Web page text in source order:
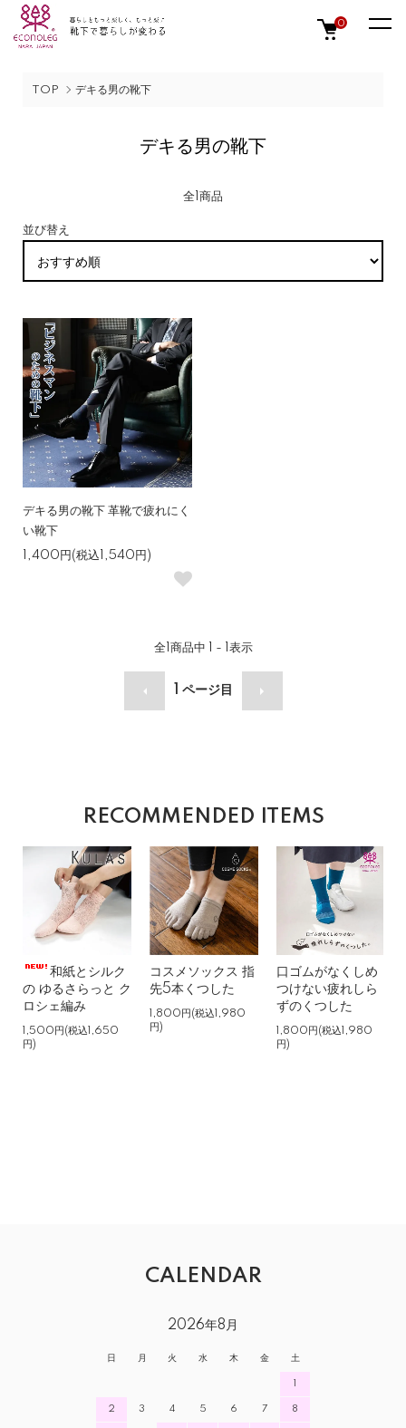
0
TOP デキる男の靴下
デキる男の靴下
全1商品
並び替え
デキる男の靴下 革靴で疲れにく
い靴下
1,400円(税込1,540円)
全1 商品中 1 - 1 表示
ページ目
RECOMMENDED ITEMS
和紙とシルク
の ゆるさらっと ク
ロシェ編み
1,500円(税込1,650
円)
コスメソックス 指
先5本くつした
1,800円(税込1,980
円)
口ゴムがなくしめ
つけない疲れしら
ずのくつした
1,800円(税込1,980
円)
CALENDAR
2026年8月
日 月 火 水 木 金 土
1
2 3 4 5 6 7 8